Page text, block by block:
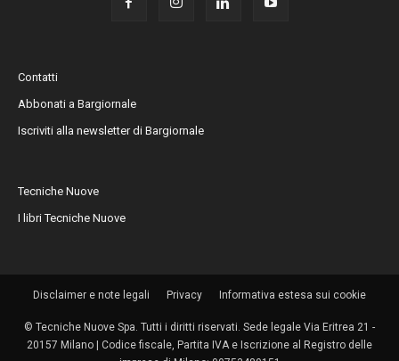
Contatti
Abbonati a Bargiornale
Iscriviti alla newsletter di Bargiornale
Tecniche Nuove
I libri Tecniche Nuove
Disclaimer e note legali Privacy Informativa estesa sui cookie
© Tecniche Nuove Spa. Tutti i diritti riservati. Sede legale Via Eritrea 21 -
20157 Milano | Codice fiscale, Partita IVA e Iscrizione al Registro delle